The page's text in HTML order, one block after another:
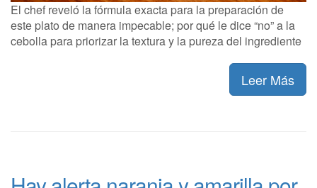
El chef reveló la fórmula exacta para la preparación de
este plato de manera impecable; por qué le dice “no” a la
cebolla para priorizar la textura y la pureza del ingrediente
Leer Más